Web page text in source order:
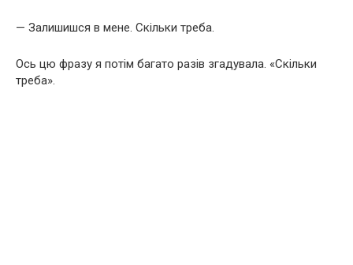
— Залишишся в мене. Скільки треба.
Ось цю фразу я потім багато разів згадувала. «Скільки
треба».